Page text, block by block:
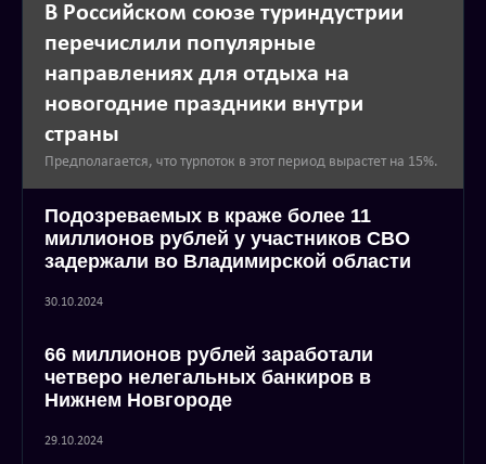
В Российском союзе туриндустрии
перечислили популярные
направлениях для отдыха на
новогодние праздники внутри
страны
Предполагается, что турпоток в этот период вырастет на 15%.
Подозреваемых в краже более 11
миллионов рублей у участников СВО
задержали во Владимирской области
30.10.2024
66 миллионов рублей заработали
четверо нелегальных банкиров в
Нижнем Новгороде
29.10.2024